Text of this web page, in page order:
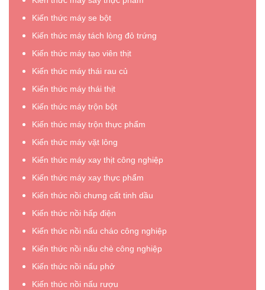
Kiến thức máy se bột
Kiến thức máy tách lòng đỏ trứng
Kiến thức máy tạo viên thịt
Kiến thức máy thái rau củ
Kiến thức máy thái thịt
Kiến thức máy trộn bột
Kiến thức máy trộn thực phẩm
Kiến thức máy vặt lông
Kiến thức máy xay thịt công nghiệp
Kiến thức máy xay thực phẩm
Kiến thức nồi chưng cất tinh dầu
Kiến thức nồi hấp điện
Kiến thức nồi nấu cháo công nghiệp
Kiến thức nồi nấu chè công nghiệp
Kiến thức nồi nấu phở
Kiến thức nồi nấu rượu